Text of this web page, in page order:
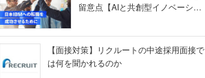
留意点【AIと共創型イノベーショ
【面接対策】リクルートの中途採用面接で
は何を聞かれるのか